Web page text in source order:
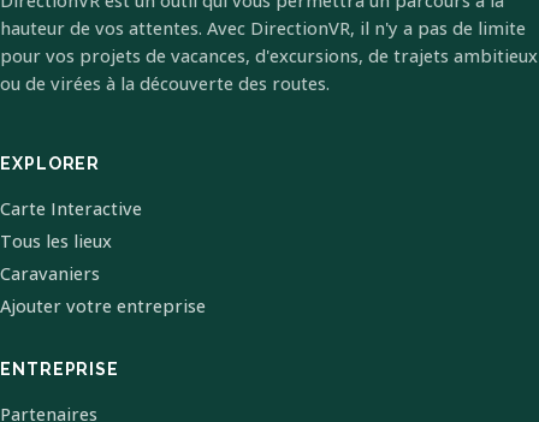
hauteur de vos attentes. Avec DirectionVR, il n'y a pas de limite
pour vos projets de vacances, d'excursions, de trajets ambitieux
ou de virées à la découverte des routes.
EXPLORER
Carte Interactive
Tous les lieux
Caravaniers
Ajouter votre entreprise
ENTREPRISE
Partenaires